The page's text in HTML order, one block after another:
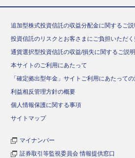
追加型株式投資信託の収益分配金に関するご説
投資信託のリスクとお客さまにご負担いただ
通貨選択型投資信託の収益/損失に関するご説明
本サイトのご利用にあたって
「確定拠出型年金」サイトご利用にあたって
利益相反管理方針の概要
個人情報保護に関する事項
サイトマップ
マイナンバー
証券取引等監視委員会 情報提供窓口